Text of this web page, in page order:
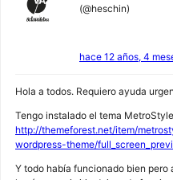
(@heschin)
hace 12 años, 4
Hola a todos. Requiero ayuda
Tengo instalado el tema
http://themeforest.net/item/
wordpress-theme/
Y todo había funcionado bien